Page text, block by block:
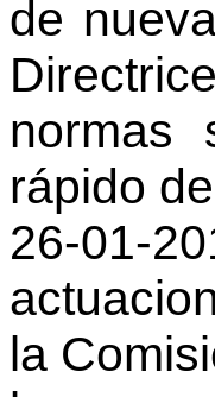
de
normas
rápido
26-01-
la